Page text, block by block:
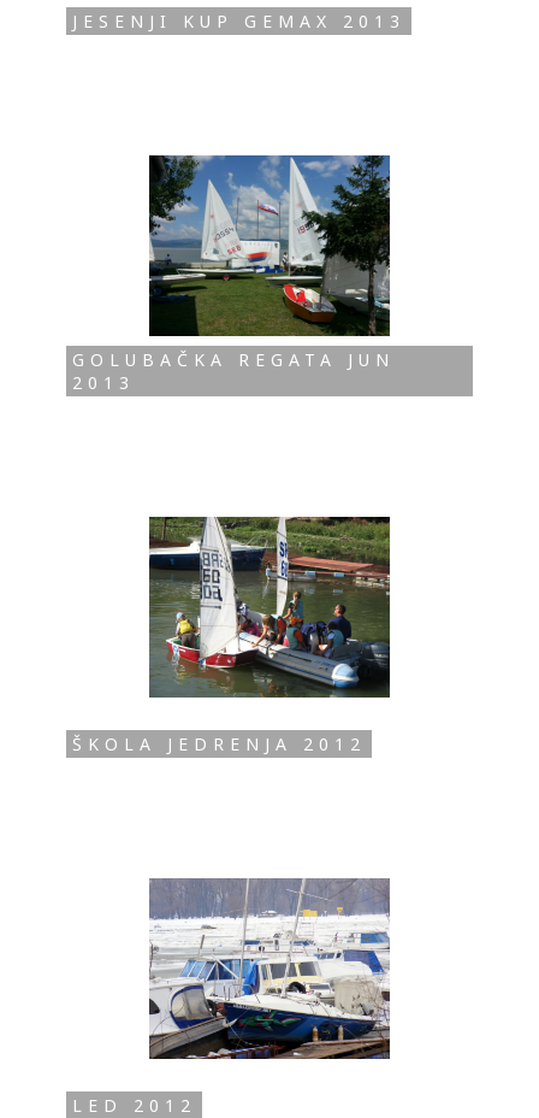
JESENJI KUP GEMAX 2013
GOLUBAČKA REGATA JUN
2013
ŠKOLA JEDRENJA 2012
LED 2012